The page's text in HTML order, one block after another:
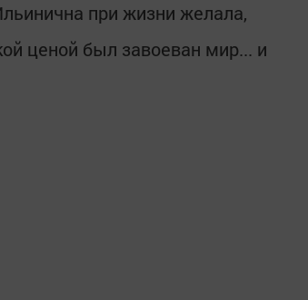
при жизни желала,
ценой был завоеван мир... и